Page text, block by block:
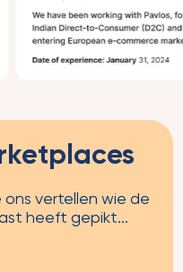
ons vertellen wie de
heeft gepikt...